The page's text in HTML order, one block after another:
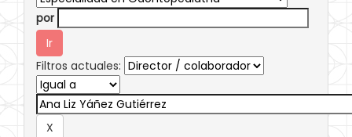
por
Filtros actuales: